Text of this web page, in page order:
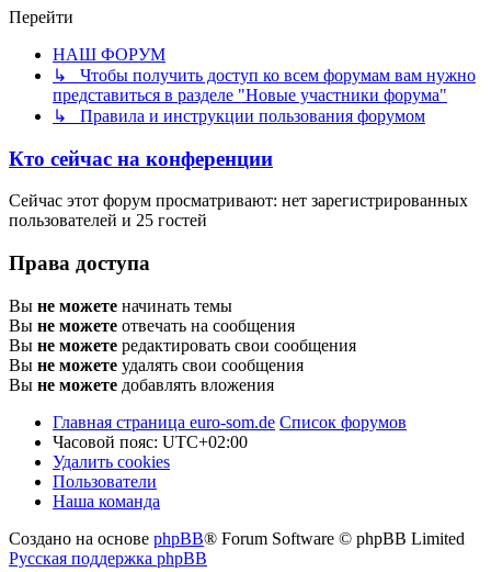
Перейти
НАШ ФОРУМ
↳ Чтобы получить доступ ко всем форумам вам нужно
представиться в разделе "Новые участники форума"
↳ Правила и инструкции пользования форумом
Кто сейчас на конференции
Сейчас этот форум просматривают: нет зарегистрированных
пользователей и 25 гостей
Права доступа
Вы не можете начинать темы
Вы не можете отвечать на сообщения
Вы не можете редактировать свои сообщения
Вы не можете удалять свои сообщения
Вы не можете добавлять вложения
Главная страница euro-som.de Список форумов
Часовой пояс: UTC+02:00
Удалить cookies
Пользователи
Наша команда
Создано на основе phpBB® Forum Software © phpBB Limited
Русская поддержка phpBB